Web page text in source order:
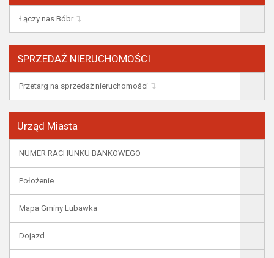
Łączy nas Bóbr
SPRZEDAŻ NIERUCHOMOŚCI
Przetarg na sprzedaż nieruchomości
Urząd Miasta
NUMER RACHUNKU BANKOWEGO
Położenie
Mapa Gminy Lubawka
Dojazd